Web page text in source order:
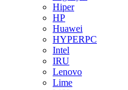
Hiper
HP
Huawei
HYPERPC
Intel
IRU
Lenovo
Lime